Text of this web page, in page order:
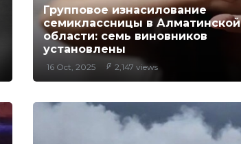
Групповое изнасилование
семиклассницы в Алматинской
области: семь виновников
установлены
16 Oct, 2025 2,147 views